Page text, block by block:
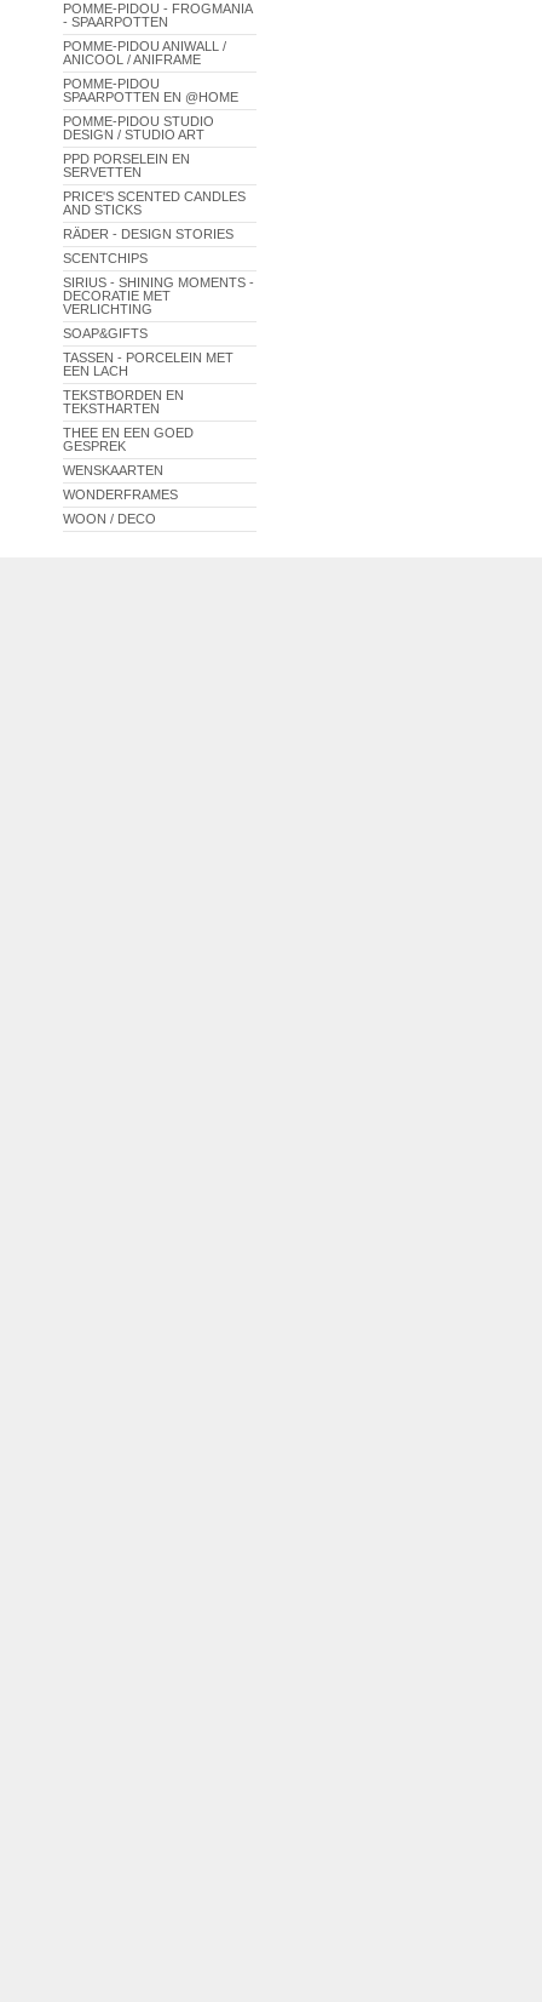
POMME-PIDOU - FROGMANIA
- SPAARPOTTEN
POMME-PIDOU ANIWALL /
ANICOOL / ANIFRAME
POMME-PIDOU
SPAARPOTTEN EN @HOME
POMME-PIDOU STUDIO
DESIGN / STUDIO ART
PPD PORSELEIN EN
SERVETTEN
PRICE'S SCENTED CANDLES
AND STICKS
RÄDER - DESIGN STORIES
SCENTCHIPS
SIRIUS - SHINING MOMENTS -
DECORATIE MET
VERLICHTING
SOAP&GIFTS
TASSEN - PORCELEIN MET
EEN LACH
TEKSTBORDEN EN
TEKSTHARTEN
THEE EN EEN GOED
GESPREK
WENSKAARTEN
WONDERFRAMES
WOON / DECO